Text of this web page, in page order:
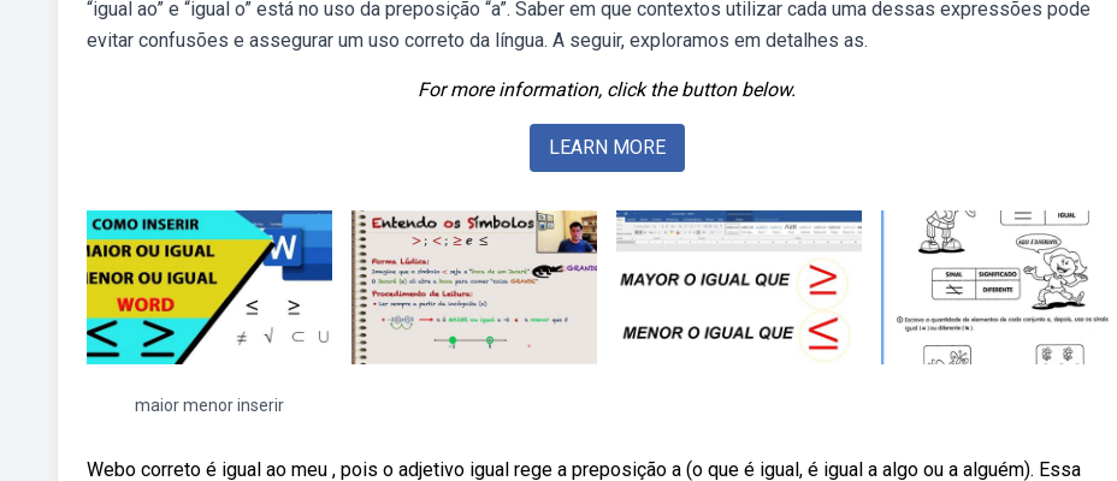
“igual ao” e “igual o” está no uso da preposição “a”. Saber em que contextos utilizar cada uma dessas expressões pode
evitar confusões e assegurar um uso correto da língua. A seguir, exploramos em detalhes as.
For more information, click the button below.
LEARN MORE
maior menor inserir
Webo correto é igual ao meu , pois o adjetivo igual rege a preposição a (o que é igual, é igual a algo ou a alguém). Essa